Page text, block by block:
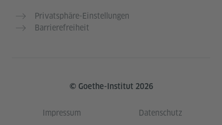
Privatsphäre-Einstellungen
Barrierefreiheit
© Goethe-Institut 2026
Impressum Datenschutz